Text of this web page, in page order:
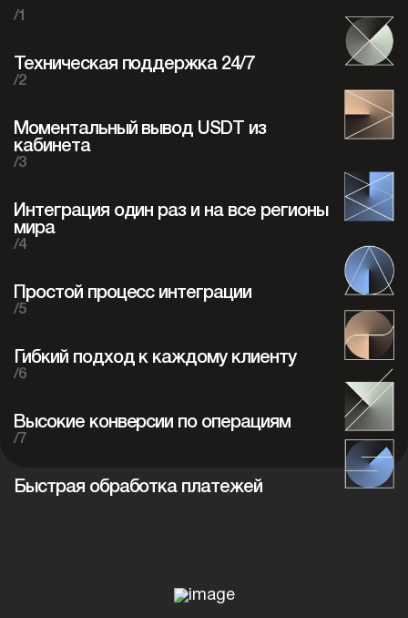
/1
Техническая поддержка 24/7
/2
Моментальный вывод USDT из
кабинета
/3
Интеграция один раз и на все регионы
мира
/4
Простой процесс интеграции
/5
Гибкий подход к каждому клиенту
/6
Высокие конверсии по операциям
/7
Быстрая обработка платежей